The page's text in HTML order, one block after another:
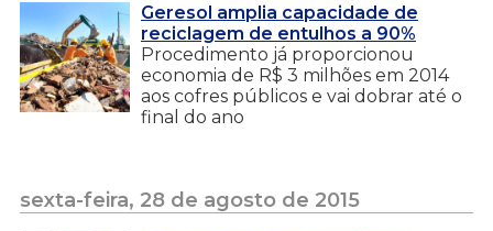
Geresol amplia capacidade de
reciclagem de entulhos a 90%
Procedimento já proporcionou
economia de R$ 3 milhões em 2014
aos cofres públicos e vai dobrar até o
final do ano
sexta-feira, 28 de agosto de 2015